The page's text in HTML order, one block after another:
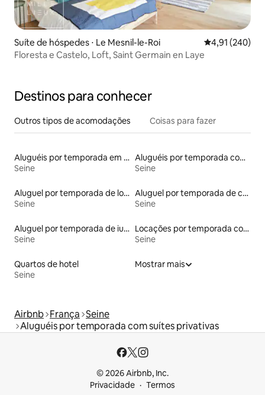
Suíte de hóspedes ⋅ Le Mesnil-le-Roi 4,91 de uma
4,91 (240)
Floresta e Castelo, Loft, Saint Germain en Laye
Destinos para conhecer
Outros tipos de acomodações Coisas para fazer
Aluguéis por temporada em hotéis-fazenda
Seine
Aluguéis por temporada com cama de altura acessível
Seine
Aluguel por temporada de lofts
Seine
Aluguel por temporada de casas na terra
Seine
Aluguel por temporada de iurtas
Seine
Locações por temporada com piscina
Seine
Quartos de hotel
Seine
Mostrar mais
Airbnb França Seine
Aluguéis por temporada com suítes privativas
© 2026 Airbnb, Inc.
Privacidade
Termos